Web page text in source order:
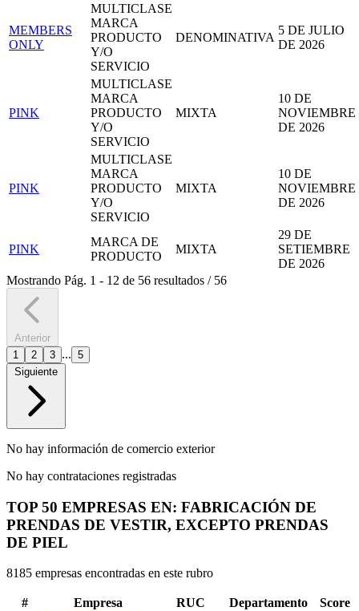
MEMBERS
ONLY
MULTICLASE
MARCA
PRODUCTO
Y/O
SERVICIO
DENOMINATIVA
5 DE JULIO
DE 2026
PINK
MULTICLASE
MARCA
PRODUCTO
Y/O
SERVICIO
MIXTA
10 DE
NOVIEMBRE
DE 2026
PINK
MULTICLASE
MARCA
PRODUCTO
Y/O
SERVICIO
MIXTA
10 DE
NOVIEMBRE
DE 2026
PINK
MARCA DE
PRODUCTO
MIXTA
29 DE
SETIEMBRE
DE 2026
Mostrando Pág. 1 - 12 de 56 resultados / 56
Anterior
1
2 3 ... 5
Siguiente
No hay información de comercio exterior
No hay contrataciones registradas
TOP 50 EMPRESAS EN: FABRICACIÓN DE
PRENDAS DE VESTIR, EXCEPTO PRENDAS
DE PIEL
8185 empresas encontradas en este rubro
# Empresa RUC Departamento
Score